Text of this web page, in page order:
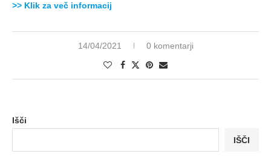
>> Klik za več informacij
14/04/2021 0 komentarji
Išči
IŠČI